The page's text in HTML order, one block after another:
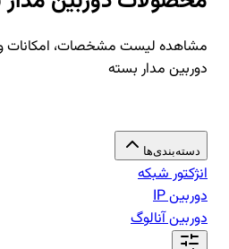
مشاهده لیست مشخصات، امکانات
دوربین مدار بسته
دسته‌بندی‌ها
انژکتور شبکه
دوربین IP
دوربین آنالوگ